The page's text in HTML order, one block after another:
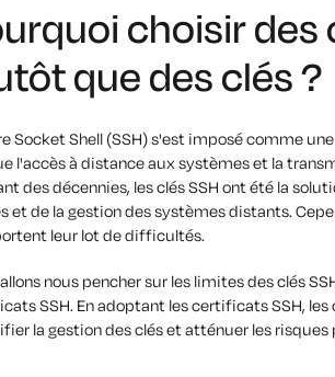
choisir des
que des clés ?
Socket Shell (SSH) s'est imposé comme
l'accès à distance aux systèmes et la
des décennies, les clés SSH ont été la
et de la gestion des systèmes distants.
leur lot de difficultés.
nous pencher sur les limites des clés
SSH. En adoptant les certificats SSH,
la gestion des clés et atténuer les risques